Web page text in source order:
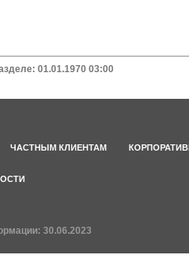
01.01.1970 03:00
ЧАСТНЫМ КЛИЕНТАМ
30.06.2023